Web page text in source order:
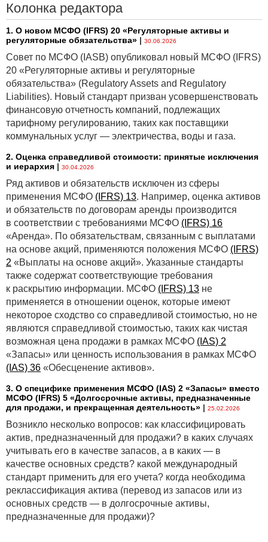
Колонка редактора
1. О новом МСФО (IFRS) 20 «Регуляторные активы и
регуляторные обязательства» | 30.06.2026
Совет по МСФО (IASB) опубликовал новый МСФО (IFRS)
20 «Регуляторные активы и регуляторные
обязательства» (Regulatory Assets and Regulatory
Liabilities). Новый стандарт призван усовершенствовать
финансовую отчетность компаний, подлежащих
тарифному регулированию, таких как поставщики
коммунальных услуг — электричества, воды и газа.
2. Оценка справедливой стоимости: принятые исключения
и иерархия | 30.04.2026
Ряд активов и обязательств исключен из сферы
применения МСФО (IFRS) 13. Например, оценка активов
и обязательств по договорам аренды производится
в соответствии с требованиями МСФО (IFRS) 16
«Аренда». По обязательствам, связанным с выплатами
на основе акций, применяются положения МСФО (IFRS)
2 «Выплаты на основе акций». Указанные стандарты
также содержат соответствующие требования
к раскрытию информации. МСФО (IFRS) 13 не
применяется в отношении оценок, которые имеют
некоторое сходство со справедливой стоимостью, но не
являются справедливой стоимостью, таких как чистая
возможная цена продажи в рамках МСФО (IAS) 2
«Запасы» или ценность использования в рамках МСФО
(IAS) 36 «Обесценение активов».
3. О специфике применения МСФО (IАS) 2 «Запасы» вместо
МСФО (IFRS) 5 «Долгосрочные активы, предназначенные
для продажи, и прекращенная деятельность» | 25.02.2026
Возникло несколько вопросов: как классифицировать
актив, предназначенный для продажи? в каких случаях
учитывать его в качестве запасов, а в каких — в
качестве основных средств? какой международный
стандарт применить для его учета? когда необходима
реклассификация актива (перевод из запасов или из
основных средств — в долгосрочные активы,
предназначенные для продажи)?